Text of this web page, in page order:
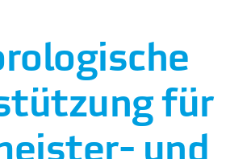
für
und